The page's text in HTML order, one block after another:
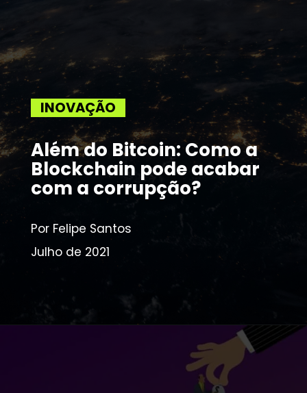
INOVAÇÃO
Além do Bitcoin: Como a
Blockchain pode acabar
com a corrupção?
Por Felipe Santos
Julho de 2021